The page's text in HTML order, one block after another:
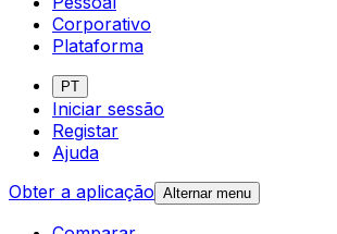
Corporativo
Plataforma
PT
Iniciar sessão
Registar
Ajuda
Obter a aplicação Alternar menu